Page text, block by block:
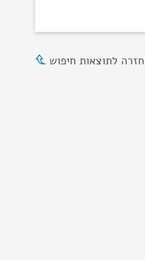
חזרה לתוצאות חיפוש